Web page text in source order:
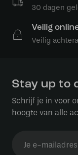
30 dagen
Veilig
Veilig
Stay up to
Schrijf je in voor
hoogte van alle